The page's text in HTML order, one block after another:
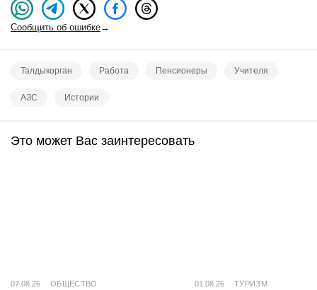
Сообщить об ошибке→
Талдыкорган Работа Пенсионеры Учителя
АЗС Истории
Это может Вас заинтересовать
07.08.26 ОБЩЕСТВО 01.08.26 ТУРИЗМ